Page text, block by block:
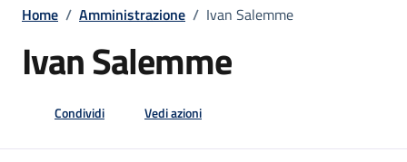
Home / Amministrazione / Ivan Salemme
Ivan Salemme
Condividi Vedi azioni